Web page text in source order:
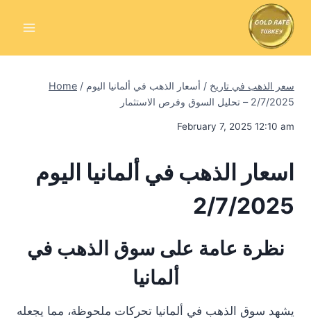
Home / سعر الذهب في تاريخ / أسعار الذهب في ألمانيا اليوم
2/7/2025 – تحليل السوق وفرص الاستثمار
February 7, 2025 12:10 am
اسعار الذهب في ألمانيا اليوم
2/7/2025
نظرة عامة على سوق الذهب في
ألمانيا
يشهد سوق الذهب في ألمانيا تحركات ملحوظة، مما يجعله